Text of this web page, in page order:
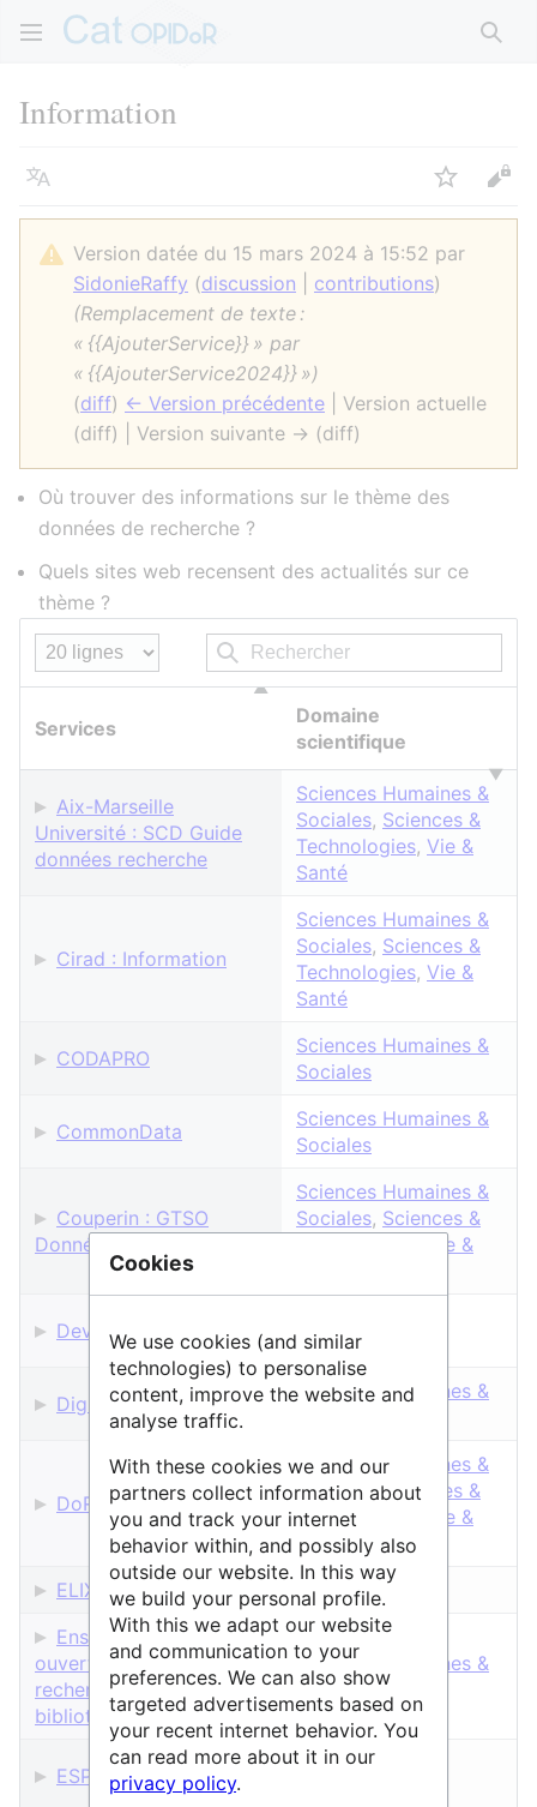
Information
Langue Suivre
Version datée du 15 mars 2024 à 15:52 par
SidonieRaffy (discussion contributions)
(Remplacement de texte :
« {{AjouterService}} » par
« {{AjouterService2024}} »)
(diff) ← Version précédente | Version actuelle
(diff) | Version suivante → (diff)
Où trouver des informations sur le thème des
données de recherche ?
Quels sites web recensent des actualités sur ce
thème ?
Services
Domaine
scientifique
Aix-Marseille
Université : SCD Guide
données recherche
Sciences Humaines &
Sociales, Sciences &
Technologies, Vie &
Santé
Cirad : Information
Sciences Humaines &
Sociales, Sciences &
Technologies, Vie &
Santé
CODAPRO
Sciences Humaines &
Sociales
CommonData
Sciences Humaines &
Sociales
Couperin : GTSO
Données
Sciences Humaines &
Sociales, Sciences &
Vie &
DevLOG
Technologies
Digit Hum
Sciences Humaines &
DoReMITI
Sciences Humaines &
Sociales,Sciences &
Technologies
Vie &
Santé
ELIXIR RDMKit
Vie & Santé
Enssib : Guide Science
ouverte et données de la
recherche en
bibliothèque
Sciences Humaines &
Sociales
ESPRI
Sciences &
Cookies
We use cookies (and similar
technologies) to personalise
content, improve the website and
analyse traffic.
With these cookies we and our
partners collect information about
you and track your internet
behavior within, and possibly also
outside our website. In this way
we build your personal profile.
With this we adapt our website
and communication to your
preferences. We can also show
targeted advertisements based on
your recent internet behavior. You
can read more about it in our
privacy policy.